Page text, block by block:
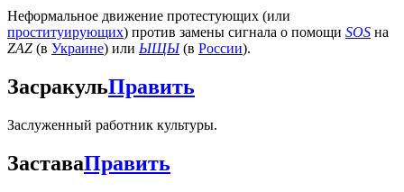
Неформальное движение протестующих (или
проституирующих) против замены сигнала о помощи SOS на
ZAZ (в Украине) или ЫЩЫ(в России).
ЗасракульПравить
Заслуженный работник культуры.
ЗаставаПравить